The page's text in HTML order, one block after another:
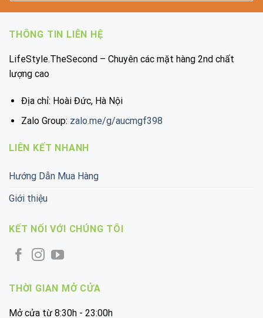
THÔNG TIN LIÊN HỆ
LifeStyle.TheSecond – Chuyên các mặt hàng 2nd chất
lượng cao
Địa chỉ: Hoài Đức, Hà Nội
Zalo Group: zalo.me/g/aucmgf398
LIÊN KẾT NHANH
Hướng Dẫn Mua Hàng
Giới thiệu
KẾT NỐI VỚI CHÚNG TÔI
THỜI GIAN MỞ CỬA
Mở cửa từ 8:30h - 23:00h